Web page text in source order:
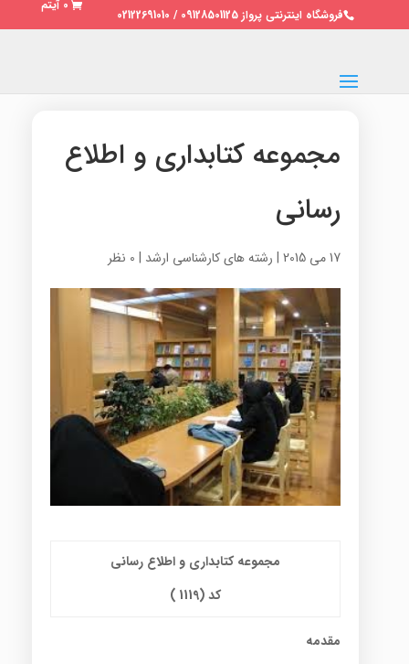
فروشگاه اینترنتی پرواز 09128501125 / 02122691010
0 آیتم
مجموعه کتابداری و اطلاع
رسانی
17 می 2015 | رشته های کارشناسی ارشد | 0 نظر
مجموعه کتابداری و اطلاع رسانی
کد (1119
)
مقدمه